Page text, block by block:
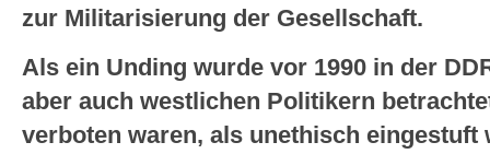
zur Militarisierung der Gesellschaft.
Als ein Unding wurde vor 1990 in der
aber auch westlichen Politikern
verboten waren, als unethisch eingestuft